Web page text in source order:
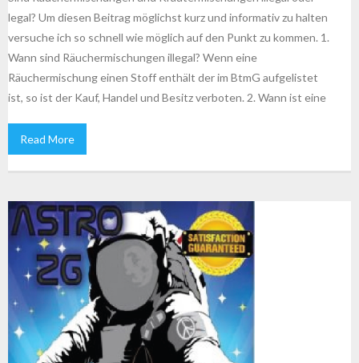
legal? Um diesen Beitrag möglichst kurz und informativ zu halten
versuche ich so schnell wie möglich auf den Punkt zu kommen. 1.
Wann sind Räuchermischungen illegal? Wenn eine
Räuchermischung einen Stoff enthält der im BtmG aufgelistet
ist, so ist der Kauf, Handel und Besitz verboten. 2. Wann ist eine
Read More